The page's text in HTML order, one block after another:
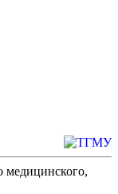
медицинского,